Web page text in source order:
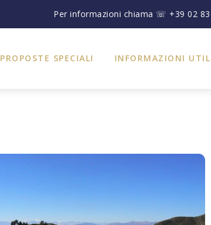
Per informazioni chiama ☏ +39 02
PROPOSTE SPECIALI INFORMAZIONI